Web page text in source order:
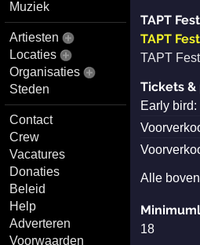
Muziek
Artiesten
Locaties
Organisaties
Steden
Contact
Crew
Vacatures
Donaties
Beleid
Help
Adverteren
Voorwaarden
TAPT
TAPT
TAPT
Tickets &
Early bird:
Alle
18